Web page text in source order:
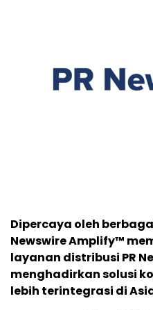
Dipercaya oleh
Newswire Amplify™
layanan distribusi PR
menghadirkan solusi
lebih terintegrasi di